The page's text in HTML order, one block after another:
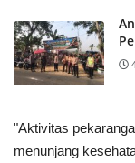
"Aktivitas
menunjang